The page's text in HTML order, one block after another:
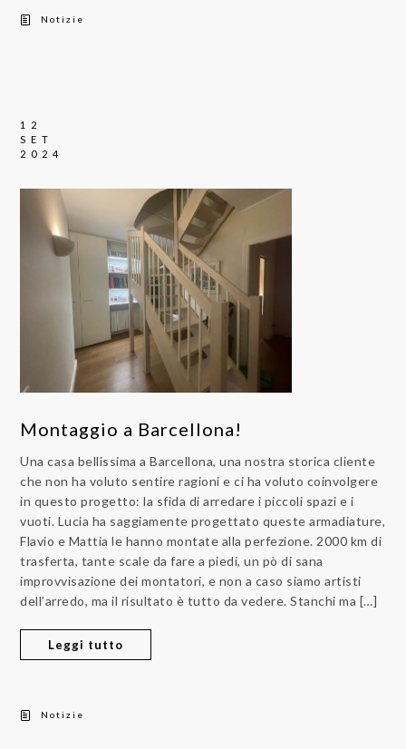
Notizie
12
SET
2024
Montaggio a Barcellona!
Una casa bellissima a Barcellona, una nostra storica cliente
che non ha voluto sentire ragioni e ci ha voluto coinvolgere
in questo progetto: la sfida di arredare i piccoli spazi e i
vuoti. Lucia ha saggiamente progettato queste armadiature,
Flavio e Mattia le hanno montate alla perfezione. 2000 km di
trasferta, tante scale da fare a piedi, un pò di sana
improvvisazione dei montatori, e non a caso siamo artisti
dell’arredo, ma il risultato è tutto da vedere. Stanchi ma […]
Leggi tutto
Notizie